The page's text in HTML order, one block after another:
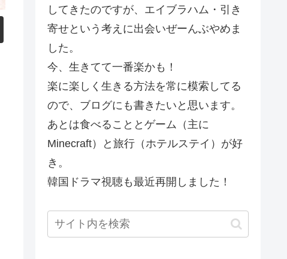
してきたのですが、エイブラハム・引き
寄せという考えに出会いぜーんぶやめま
した。
今、生きてて一番楽かも！
楽に楽しく生きる方法を常に模索してる
ので、ブログにも書きたいと思います。
あとは食べることとゲーム（主に
Minecraft）と旅行（ホテルステイ）が好
き。
韓国ドラマ視聴も最近再開しました！